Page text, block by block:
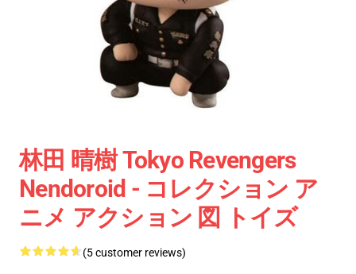
林田 晴樹 Tokyo Revengers
Nendoroid - コレクション ア
ニメ アクション 図 トイズ
(5 customer reviews)